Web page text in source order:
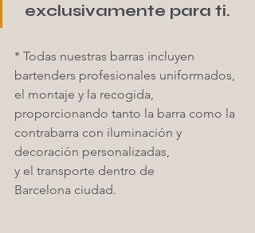
exclusivamente para ti.
* Todas nuestras barras incluyen
bartenders profesionales uniformados,
el montaje y la recogida,
proporcionando tanto la barra como la
contrabarra con iluminación y
decoración personalizadas,
y el transporte dentro de
Barcelona ciudad.